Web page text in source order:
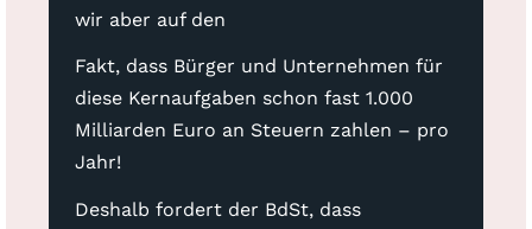
wir aber auf den
Fakt, dass Bürger und Unternehmen für
diese Kernaufgaben schon fast 1.000
Milliarden Euro an Steuern zahlen – pro
Jahr!
Deshalb fordert der BdSt, dass